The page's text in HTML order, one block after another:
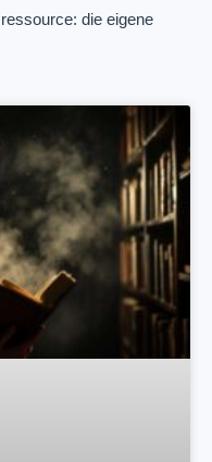
die eigene